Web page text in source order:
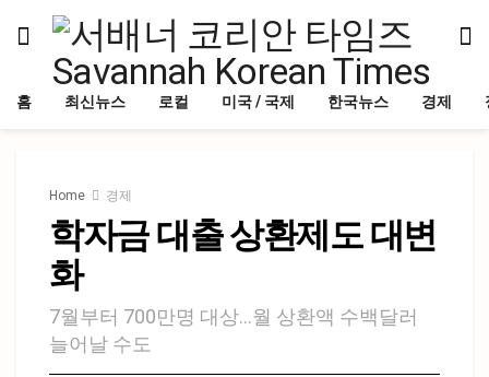
홈 최신뉴스 로컬 미국 / 국제 한국뉴스 경제
Home 경제
학자금 대출 상환제도 대변
화
7월부터 700만명 대상…월 상환액 수백달러
늘어날 수도